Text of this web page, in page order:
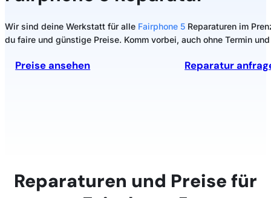
Wir sind deine Werkstatt für alle Fairphone 5 Reparaturen im
du faire und günstige Preise. Komm vorbei, auch ohne Termin
Preise ansehen Reparatur
Reparaturen und Preise für